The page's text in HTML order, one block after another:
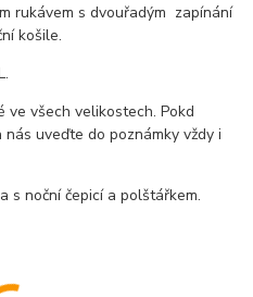
rukávem s dvouřadým zapínání
košile.
ve všech velikostech. Pokd
uveďte do poznámky vždy i
s noční čepicí a polštářkem.